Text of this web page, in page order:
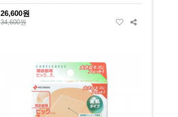
26,600원
34,600원